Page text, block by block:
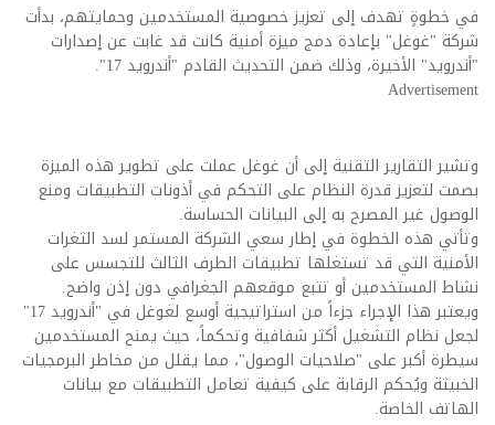
في خطوةٍ تهدف إلى تعزيز خصوصية المستخدمين وحمايتهم، بدأت
شركة "غوغل" بإعادة دمج ميزة أمنية كانت قد غابت عن إصدارات
"أندرويد" الأخيرة، وذلك ضمن التحديث القادم "أندرويد 17".
Advertisement
وتشير التقارير التقنية إلى أن غوغل عملت على تطوير هذه الميزة
بصمت لتعزيز قدرة النظام على التحكم في أذونات التطبيقات ومنع
الوصول غير المصرح به إلى البيانات الحساسة.
وتأتي هذه الخطوة في إطار سعي الشركة المستمر لسد الثغرات
الأمنية التي قد تستغلها تطبيقات الطرف الثالث للتجسس على
نشاط المستخدمين أو تتبع موقعهم الجغرافي دون إذن واضح.
ويعتبر هذا الإجراء جزءاً من استراتيجية أوسع لغوغل في "أندرويد 17"
لجعل نظام التشغيل أكثر شفافية وتحكماً، حيث يمنح المستخدمين
سيطرة أكبر على "صلاحيات الوصول"، مما يقلل من مخاطر البرمجيات
الخبيثة ويُحكم الرقابة على كيفية تعامل التطبيقات مع بيانات
الهاتف الخاصة.